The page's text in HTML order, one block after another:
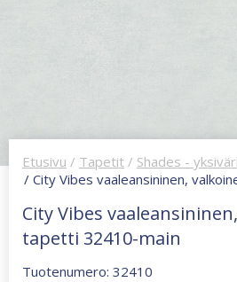
Etusivu / Tapetit / Shades -
/ City Vibes vaaleansininen,
City Vibes
tapetti 32410-main
Tuotenumero: 32410